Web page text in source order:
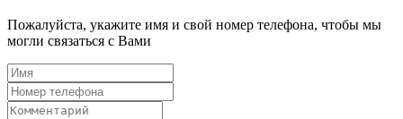
Пожалуйста, укажите имя и свой номер телефона, чтобы мы
могли связаться с Вами